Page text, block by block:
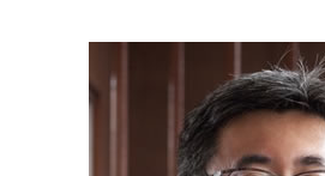
株式 移転 とは
簡易 分割
相続 兄弟
相続 確定申告
確定申告 遺産相続
相続 埼玉県 税理士
事業承継 神奈川県 相談
起業支援 埼玉県 相談